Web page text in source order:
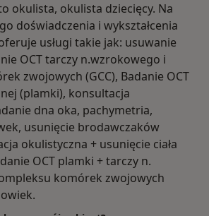
okulista, okulista dziecięcy. Na
doświadczenia i wykształcenia
usługi takie jak: usuwanie
OCT tarczy n.wzrokowego i
zwojowych (GCC), Badanie OCT
(plamki), konsultacja
dna oka, pachymetria,
usunięcie brodawczaków
okulistyczna + usunięcie ciała
OCT plamki + tarczy n.
komórek zwojowych